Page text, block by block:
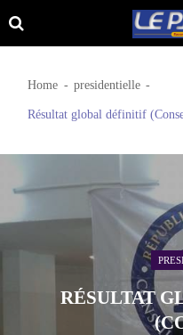
Skip
to
Skip
to
Home presidentielle
Résultat global définitif
RÉSULTAT